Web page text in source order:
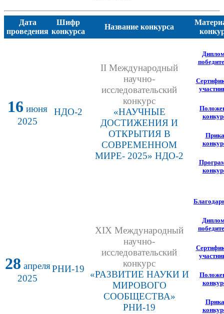
Дата
проведения
Шифр
конкурса
Название конкурса
16 июня
2025
НДО-2
II Международный
научно-
исследовательский
конкурс
«НАУЧНЫЕ
ДОСТИЖЕНИЯ И
ОТКРЫТИЯ В
СОВРЕМЕННОМ
МИРЕ- 2025» НДО-2
28 апреля
2025
РНИ-19
XIX Международный
научно-
исследовательский
конкурс
«РАЗВИТИЕ НАУКИ И
МИРОВОГО
СООБЩЕСТВА»
РНИ-19